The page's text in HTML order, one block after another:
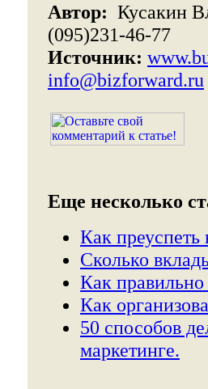
Автор: Кусакин
(095)231-46-77
Источник:
info@bizforward.ru
Еще несколько
Как преуспеть
Сколько
Как правильно
Как
50 способов
маркетинге.